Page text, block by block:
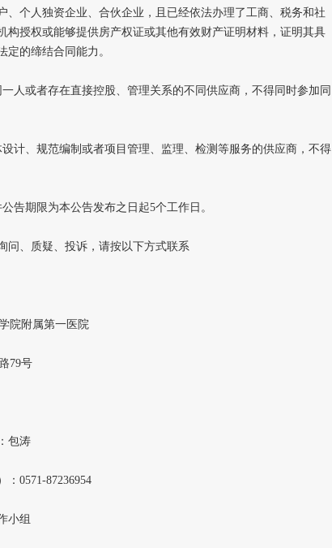
、个人独资企业、合伙企业，且已经依法办理了工商、税务和社
构授权或能够提供房产权证或其他有效财产证明材料，证明其具
定的缔结合同能力。
或者存在直接控股、管理关系的不同供应商，不得同时参加同
、规范编制或者项目管理、监理、检测等服务的供应商，不得
期限为本公告发布之日起5个工作日。
、质疑、投诉，请按以下方式联系
附属第一医院
79号
包涛
0571-87236954
小组